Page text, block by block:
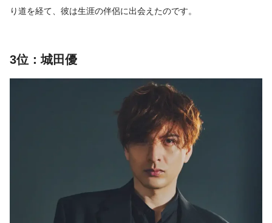
り道を経て、彼は生涯の伴侶に出会えたのです。
3位：城田優